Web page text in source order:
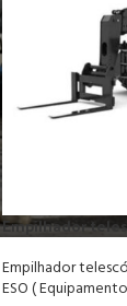
Empilhador
Empilhador
ESO (